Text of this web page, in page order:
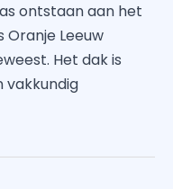
ontstaan aan het
Oranje Leeuw
Het dak is
vakkundig